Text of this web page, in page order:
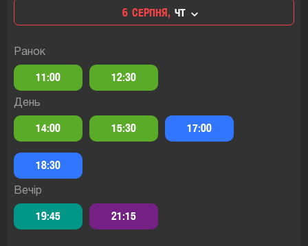
6 СЕРПНЯ, ЧТ
Ранок
11:00 12:30
День
14:00 15:30 17:00
18:30
Вечір
19:45 21:15